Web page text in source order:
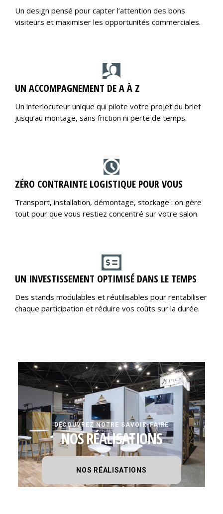
Un design pensé pour capter l’attention des bons
visiteurs et maximiser les opportunités commerciales.
UN ACCOMPAGNEMENT DE A À Z
Un interlocuteur unique qui pilote votre projet du brief
jusqu’au montage, sans friction ni perte de temps.
ZÉRO CONTRAINTE LOGISTIQUE POUR VOUS
Transport, installation, démontage, stockage : on gère
tout pour que vous restiez concentré sur votre salon.
UN INVESTISSEMENT OPTIMISÉ DANS LE TEMPS
Des stands modulables et réutilisables pour rentabiliser
chaque participation et réduire vos coûts sur la durée.
DÉCOUVREZ NOTRE SAVOIR-FAIRE
NOS RÉALISATIONS
NOS RÉALISATIONS